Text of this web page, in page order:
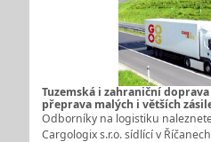
Tuzemská i zahraniční
přeprava malých i větších
Odborníky na logistiku
Cargologix s.r.o. sídlící v